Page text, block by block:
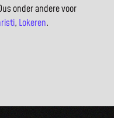
onder andere voor
, Lokeren.